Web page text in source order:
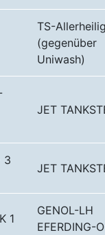
TS-
(gegenüber
Uniwash)
JET
3
JET
1
GENOL-LH
EFERDING-